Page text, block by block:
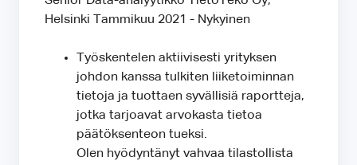
Helsinki Tammikuu 2021 - Nykyinen
Työskentelen aktiivisesti yrityksen
johdon kanssa tulkiten liiketoiminnan
tietoja ja tuottaen syvällisiä raportteja,
jotka tarjoavat arvokasta tietoa
päätöksenteon tueksi.
Olen hyödyntänyt vahvaa tilastollista